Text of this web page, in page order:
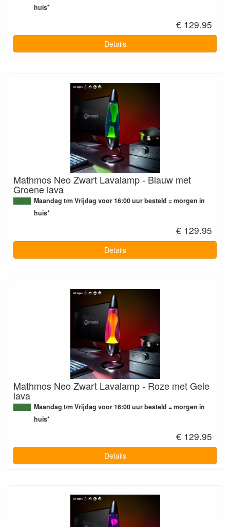
huis*
€ 129.95
Details
Mathmos Neo Zwart Lavalamp - Blauw met
Groene lava
Maandag t/m Vrijdag voor 16:00 uur besteld = morgen in
huis*
€ 129.95
Details
Mathmos Neo Zwart Lavalamp - Roze met Gele
lava
Maandag t/m Vrijdag voor 16:00 uur besteld = morgen in
huis*
€ 129.95
Details